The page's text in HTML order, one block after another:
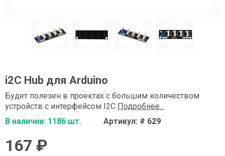
i2C Hub для Arduino
Будет полезен в проектах с большим количеством
устройств с интерфейсом I2C Подробнее...
В наличии: 1186 шт.
Артикул: # 629
167 ₽